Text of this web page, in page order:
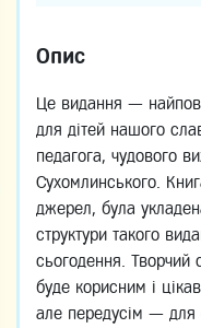
Опис
Це видання —
для дітей нашого
педагога, чудового
Сухомлинського.
джерел, була
структури такого
сьогодення. Творчий
буде корисним і
але передусім — для